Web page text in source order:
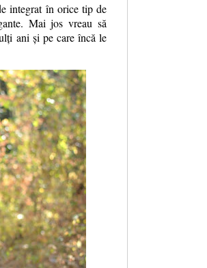
integrat în orice tip de
Mai jos vreau să
ani și pe care încă le